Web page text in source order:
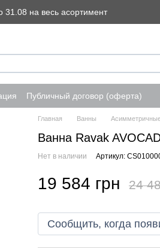
31.08 на весь асортимент
Публичный договор (оферта)
Главная Ванны
Ванна Ravak
Нет в наличии Артикул:
19 584 грн 24
Сообщить, когда